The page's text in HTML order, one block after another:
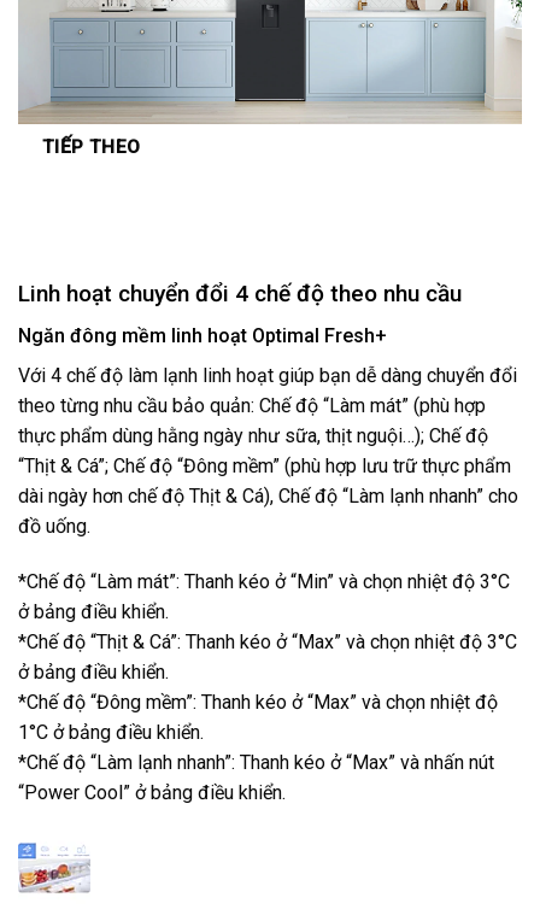
TIẾP THEO
Linh hoạt chuyển đổi 4 chế độ theo nhu cầu
Ngăn đông mềm linh hoạt Optimal Fresh+
Với 4 chế độ làm lạnh linh hoạt giúp bạn dễ dàng chuyển đổi
theo từng nhu cầu bảo quản: Chế độ “Làm mát” (phù hợp
thực phẩm dùng hằng ngày như sữa, thịt nguội…); Chế độ
“Thịt & Cá”; Chế độ “Đông mềm” (phù hợp lưu trữ thực phẩm
dài ngày hơn chế độ Thịt & Cá), Chế độ “Làm lạnh nhanh” cho
đồ uống.
*Chế độ “Làm mát”: Thanh kéo ở “Min” và chọn nhiệt độ 3°C
ở bảng điều khiển.
*Chế độ “Thịt & Cá”: Thanh kéo ở “Max” và chọn nhiệt độ 3°C
ở bảng điều khiển.
*Chế độ “Đông mềm”: Thanh kéo ở “Max” và chọn nhiệt độ
1°C ở bảng điều khiển.
*Chế độ “Làm lạnh nhanh”: Thanh kéo ở “Max” và nhấn nút
“Power Cool” ở bảng điều khiển.